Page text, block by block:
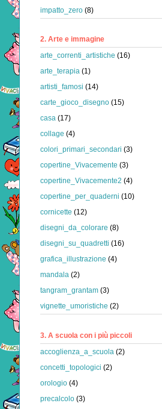
impatto_zero (8)
2. Arte e immagine
arte_correnti_artistiche (16)
arte_terapia (1)
artisti_famosi (14)
carte_gioco_disegno (15)
casa (17)
collage (4)
colori_primari_secondari (3)
copertine_Vivacemente (3)
copertine_Vivacemente2 (4)
copertine_per_quaderni (10)
cornicette (12)
disegni_da_colorare (8)
disegni_su_quadretti (16)
grafica_illustrazione (4)
mandala (2)
tangram_grantam (3)
vignette_umoristiche (2)
3. A scuola con i più piccoli
accoglienza_a_scuola (2)
concetti_topologici (2)
orologio (4)
precalcolo (3)